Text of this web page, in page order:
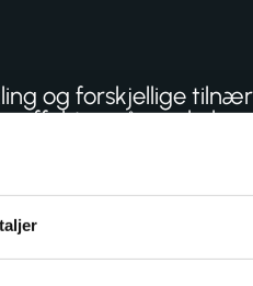
og forskjellige
effekter på muskel-
negative, og
kunnskapen kan
bruk og tolkning